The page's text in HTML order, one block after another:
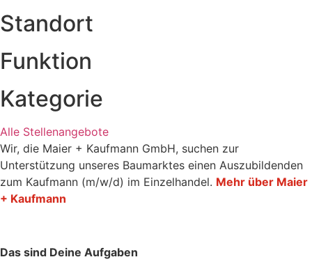
Standort
Funktion
Kategorie
Alle StellenangeboteAlle Stellenangebote
Wir, die Maier + Kaufmann GmbH, suchen zur
Unterstützung unseres Baumarktes einen Auszubildenden
zum Kaufmann (m/w/d) im Einzelhandel. Mehr über Maier
+ Kaufmann
Das sind Deine Aufgaben